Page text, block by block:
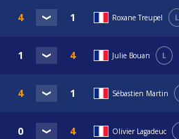
Roxane Treupel L
Julie Bouan L
Sébastien Martin
Olivier Lagadeuc